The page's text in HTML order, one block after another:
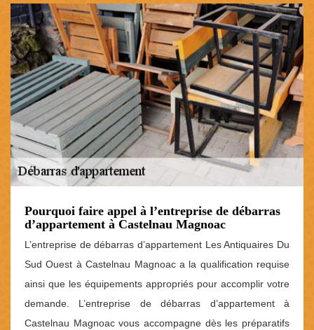
Pourquoi faire appel à l’entreprise de débarras
d’appartement à Castelnau Magnoac
L’entreprise de débarras d’appartement Les Antiquaires Du
Sud Ouest à Castelnau Magnoac a la qualification requise
ainsi que les équipements appropriés pour accomplir votre
demande. L’entreprise de débarras d’appartement à
Castelnau Magnoac vous accompagne dès les préparatifs